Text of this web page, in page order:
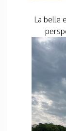
La belle